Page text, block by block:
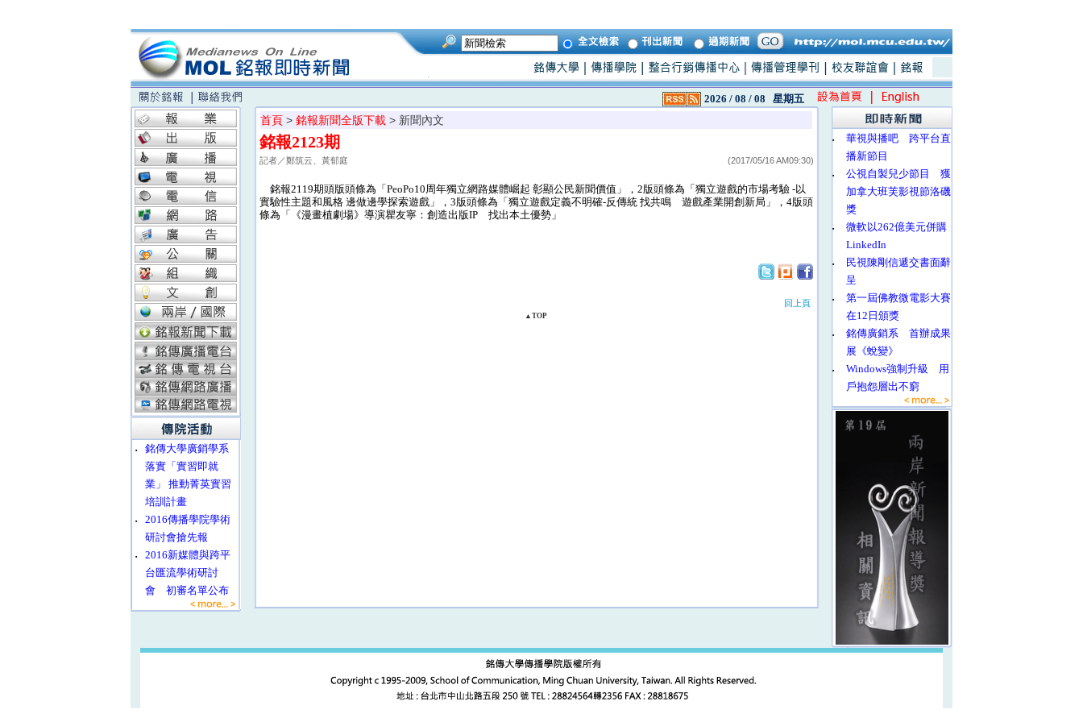
2026 / 08 / 08 星期五
‧
銘傳大學廣銷學系
落實「實習即就
業」 推動菁英實習
培訓計畫
‧
2016傳播學院學術
研討會搶先報
‧
2016新媒體與跨平
台匯流學術研討
會 初審名單公布
首頁 > 銘報新聞全版下載 > 新聞內文
銘報2123期
記者／鄭筑云、黃郁庭 (2017/05/16 AM09:30)
銘報2119期頭版頭條為「PeoPo10周年獨立網路媒體崛起 彰顯公民新聞價值」，2版頭條為「獨立遊戲的市場考驗 -以
實驗性主題和風格 邊做邊學探索遊戲」，3版頭條為「獨立遊戲定義不明確-反傳統 找共鳴 遊戲產業開創新局」，4版頭
條為「《漫畫植劇場》導演瞿友寧：創造出版IP 找出本土優勢」
回上頁
▲TOP
‧
華視與播吧 跨平台直
播新節目
‧
公視自製兒少節目 獲
加拿大班芙影視節洛磯
獎
‧
微軟以262億美元併購
LinkedIn
‧
民視陳剛信遞交書面辭
呈
‧
第一屆佛教微電影大賽
在12日頒獎
‧
銘傳廣銷系 首辦成果
展《蛻變》
‧
Windows強制升級 用
戶抱怨層出不窮